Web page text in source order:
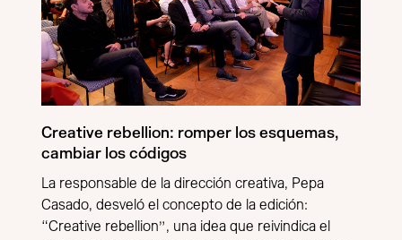
Creative rebellion: romper los esquemas,
cambiar los códigos
La responsable de la dirección creativa, Pepa
Casado, desveló el concepto de la edición:
“Creative rebellion”, una idea que reivindica el